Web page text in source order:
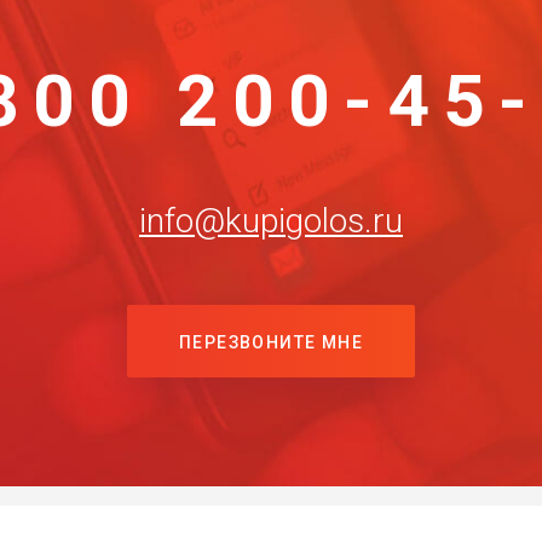
200-
info@kupigolos.ru
ПЕРЕЗВОНИТЕ МНЕ